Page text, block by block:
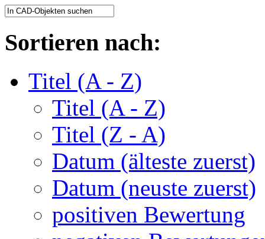
Sortieren nach:
Titel (A - Z)
Titel (A - Z)
Titel (Z - A)
Datum (älteste zuerst)
Datum (neuste zuerst)
positiven Bewertung